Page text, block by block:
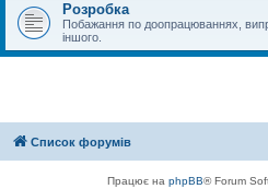
Розробка
Побажання по доопрацюваннях,
іншого.
Список форумів
Працює на phpBB® Forum